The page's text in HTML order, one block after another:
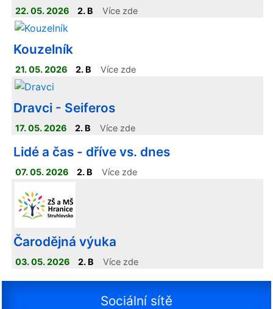
22. 05. 2026 2. B Více zde
Kouzelník
21. 05. 2026 2. B Více zde
Dravci - Seiferos
17. 05. 2026 2. B Více zde
Lidé a čas - dříve vs. dnes
07. 05. 2026 2. B Více zde
Čarodějná výuka
03. 05. 2026 2. B Více zde
Sociální sítě